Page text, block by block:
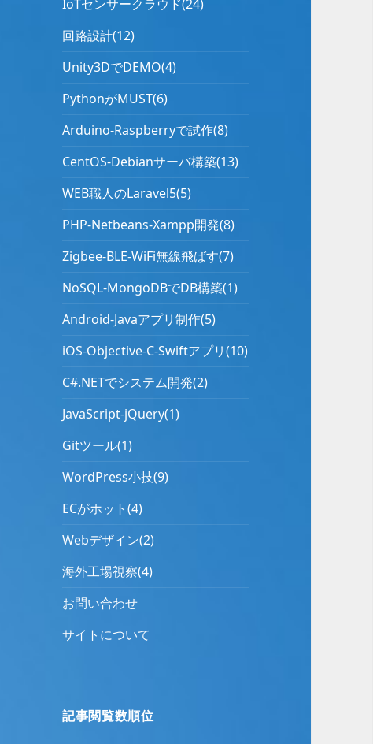
IoTセンサークラウド(24)
回路設計(12)
Unity3DでDEMO(4)
PythonがMUST(6)
Arduino-Raspberryで試作(8)
CentOS-Debianサーバ構築(13)
WEB職人のLaravel5(5)
PHP-Netbeans-Xampp開発(8)
Zigbee-BLE-WiFi無線飛ばす(7)
NoSQL-MongoDBでDB構築(1)
Android-Javaアプリ制作(5)
iOS-Objective-C-Swiftアプリ(10)
C#.NETでシステム開発(2)
JavaScript-jQuery(1)
Gitツール(1)
WordPress小技(9)
ECがホット(4)
Webデザイン(2)
海外工場視察(4)
お問い合わせ
サイトについて
記事閲覧数順位